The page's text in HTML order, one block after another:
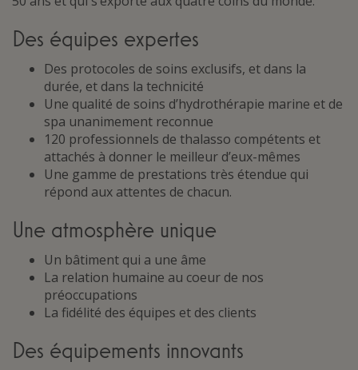
Des équipes expertes
Des protocoles de soins exclusifs, et dans la
durée, et dans la technicité
Une qualité de soins d’hydrothérapie marine et de
spa unanimement reconnue
120 professionnels de thalasso compétents et
attachés à donner le meilleur d’eux-mêmes
Une gamme de prestations très étendue qui
répond aux attentes de chacun.
Une atmosphère unique
Un bâtiment qui a une âme
La relation humaine au coeur de nos
préoccupations
La fidélité des équipes et des clients
Des équipements innovants